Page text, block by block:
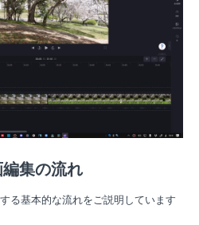
集の流れ
る基本的な流れをご説明しています